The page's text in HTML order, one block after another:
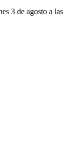
3 de agosto a las